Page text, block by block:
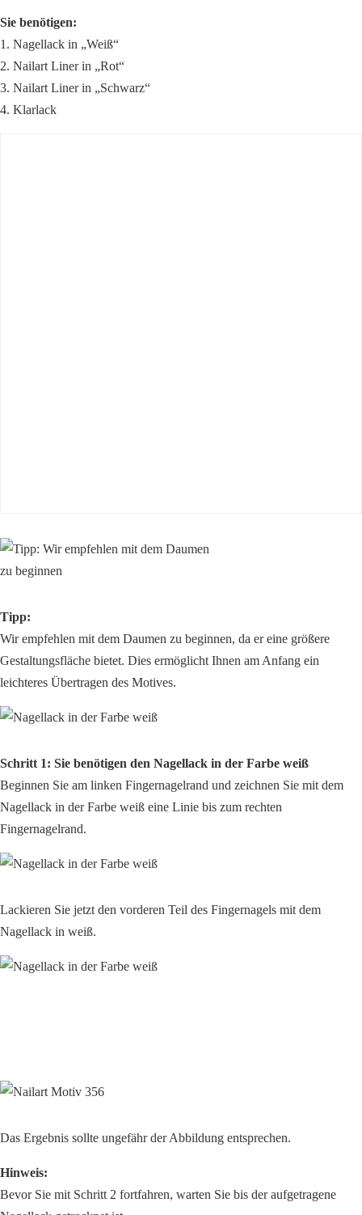
Sie benötigen:
1. Nagellack in „Weiß“
2. Nailart Liner in „Rot“
3. Nailart Liner in „Schwarz“
4. Klarlack
Tipp:
Wir empfehlen mit dem Daumen zu beginnen, da er eine größere
Gestaltungsfläche bietet. Dies ermöglicht Ihnen am Anfang ein
leichteres Übertragen des Motives.
Schritt 1: Sie benötigen den Nagellack in der Farbe weiß
Beginnen Sie am linken Fingernagelrand und zeichnen Sie mit dem
Nagellack in der Farbe weiß eine Linie bis zum rechten
Fingernagelrand.
Lackieren Sie jetzt den vorderen Teil des Fingernagels mit dem
Nagellack in weiß.
Das Ergebnis sollte ungefähr der Abbildung entsprechen.
Hinweis:
Bevor Sie mit Schritt 2 fortfahren, warten Sie bis der aufgetragene